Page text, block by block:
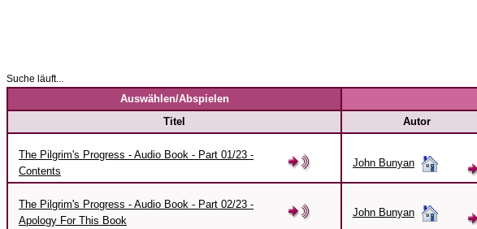
Suche läuft...
Auswählen/Abspielen
Titel
Autor
The Pilgrim's Progress - Audio Book - Part 01/23 -
Contents
John Bunyan
The Pilgrim's Progress - Audio Book - Part 02/23 -
Apology For This Book
John Bunyan